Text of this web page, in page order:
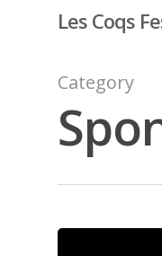
Hit enter to
Les Coqs
Category